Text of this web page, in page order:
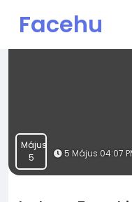
Facehu
Május
5
5 Május 04:07